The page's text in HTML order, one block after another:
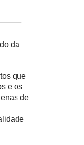
da
que
e os
de